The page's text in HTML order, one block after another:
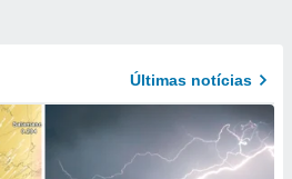
Últimas notícias